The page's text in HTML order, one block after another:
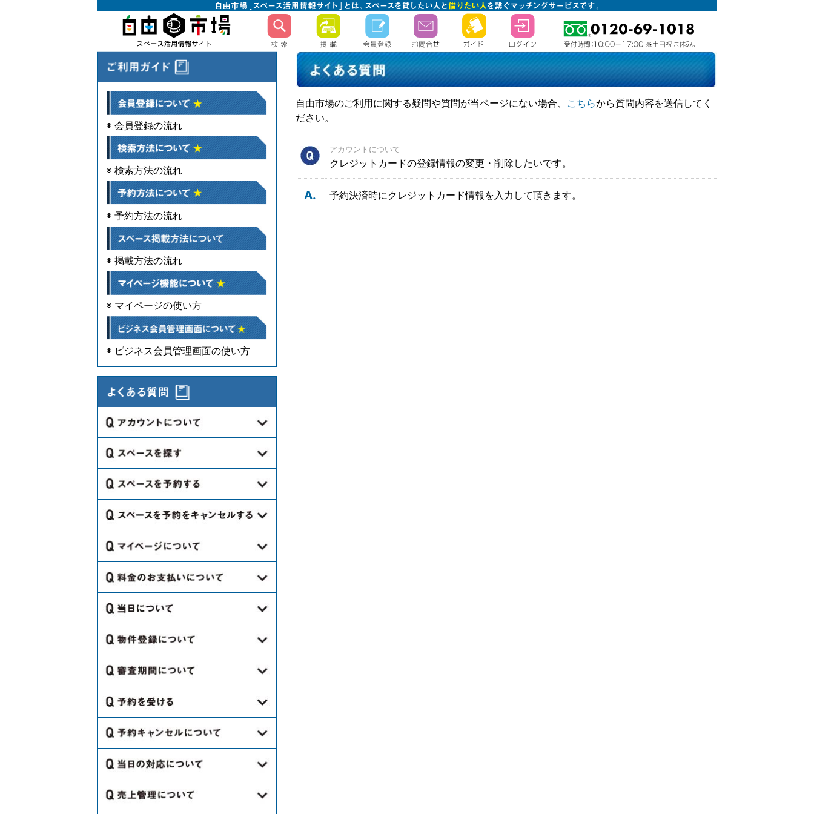
◉ 会員登録の流れ
◉ 検索方法の流れ
◉ 予約方法の流れ
◉ 掲載方法の流れ
◉ マイページの使い方
◉ ビジネス会員管理画面の使い方
Q.会員登録は必要ですか？
Q.会員登録には年齢制限などの制限
はありますか？
Q.会員登録はどこでしますか？
Q.会員登録は必要情報を入力するだ
けですか？
Q.会員登録するのに料金はかかりま
すか？
Q.会員登録するのに保証人は必要で
すか？
Q.会員登録の際に担当者欄が5名分あ
ルを受け取れますか？
Q.会員登録の際に法人と個人で登録
を選択しますが、登録後に対応等で
何か違いはありますか？
Q.ひとつの法人で複数の支社や営業
登録すればよいですか？
Q.登録したメールアドレスにメール
が届きません。
Q.どのようにスペースを探すのです
Q.海外のスペースはないのですか？
Q.スペースの空き情報を知りたいで
す。
Q.スペースでわからないことがあっ
か。
Q.備品レンタル（机、レジ、プロジ
ェクター等）の貸出しは行っていま
すか。
Q.オプションにある「特定業種割
引」ってなんですか？
すか。
Q.カレンダーで黒塗りになっている
Q.金額が｢お問い合わせください｣に
なっているのは、どうやって金額を
聞けばよいですか。
ことができますか？
Q.電話での予約はできますか？
Q.キャンセル待ちとはどのような機
能ですか？
ません。
Q.メルマガはどれくらいの頻度でき
Q.保証の際の詳細を教えてくださ
い。
Q.予約内容は後から変更することは
Q.どのような手続きが必要になりま
Q.キャンセル料の金額はどこを見た
らわかりますか？
Q.キャンセル料はどのように返金さ
か？
Q.ひとつの予約で複数の日程で予約
をとりましたが、1日だけキャンセル
したいです。
Q.誤ってキャンセルしてしまいまし
た。予約を戻すことはできますか？
る必要はありますか？
Q.口座情報欄に入力する口座は会員
Q.口座情報は都度変更してもよいで
すか？
Q.証明書類にあるPL保険ってなんで
ありますか？
Q.移動販売車の登録はどのタイミン
グでできますか？
どのように登録すれば良いですか？
Q.移動販売での出店の場合、加入し
Q.どのような支払方法があります
Q.銀行振込みの場合、どこの銀行で
も振込みできますか？
Q.コンビニ支払の場合、どこのコン
社でも使用できますか？
Q.請求書や領収書はマイページで確
認できますか？
Q.利用当日の流れを教えてくださ
Q.利用当日にトラブルがあった場
合、どこに連絡すればよいですか？
Q.利用時間を変更したい場合、どう
ろしいでしょうか？
Q.スペースの備品・設備を破損して
しまいました。どうすればよいです
か？
Q.どのように物件登録をするのです
Q.どのような場所も登録できるので
すか？
Q.海外のスペースも登録することが
上で表示されません。
Q.貸出物はどのようなものでもよい
Q.ビジネス会員の審査はどのような
Q.ビジネス会員の審査期間はどれく
らいかかりますか？
Q.ビジネス会員の審査が終わったら
れますか？
Q.ユーザーからお問い合わせがあっ
た際はどのように対応すれば良いで
すか？
Q.予約キャンセルの場合、どのよう
Q.入金後のキャンセルで返金がある
場合、どのような手続きが必要です
Q.鍵の受け渡しはどのように行われ
自由市場のご利用に関する疑問や質問が当ページにない場合、 こちらから質問内容を送信してく
ださい。
アカウントについて
クレジットカードの登録情報の変更・削除したいです。
A. 予約決済時にクレジットカード情報を入力して頂きます。